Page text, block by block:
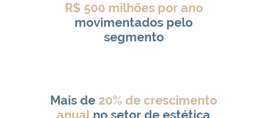
R$ 500 milhões por ano
movimentados pelo
segmento
Mais de 20% de crescimento